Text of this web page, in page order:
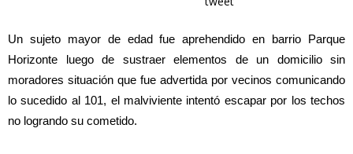
Un sujeto mayor de edad fue aprehendido en barrio Parque
Horizonte luego de sustraer elementos de un domicilio sin
moradores situación que fue advertida por vecinos comunicando
lo sucedido al 101, el malviviente intentó escapar por los techos
no logrando su cometido.